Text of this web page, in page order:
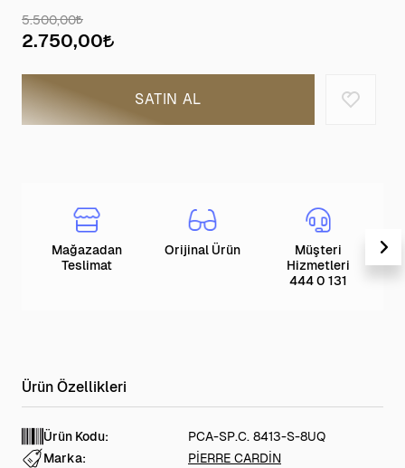
5.500,00
2.750,00
SATIN AL
Mağazadan
Teslimat
Orijinal Ürün
Müşteri
Hizmetleri
444 0 131
Ürün Kodu:
PCA-SP.C. 8413-S-8UQ
Marka:
PİERRE CARDİN